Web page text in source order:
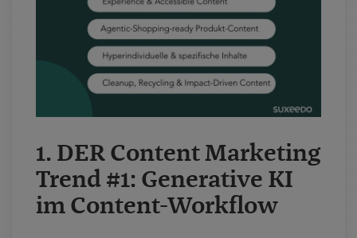
1. DER Content Marketing
Trend #1: Generative KI
im Content-Workflow